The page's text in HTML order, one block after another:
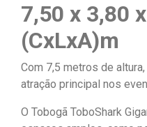
7,50 x 3,80
(CxLxA)m
Com 7,5 metros de
atração principal nos
O Tobogã ToboShark